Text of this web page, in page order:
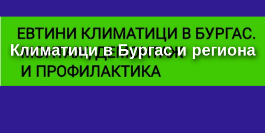
Климатици в Бургас и региона